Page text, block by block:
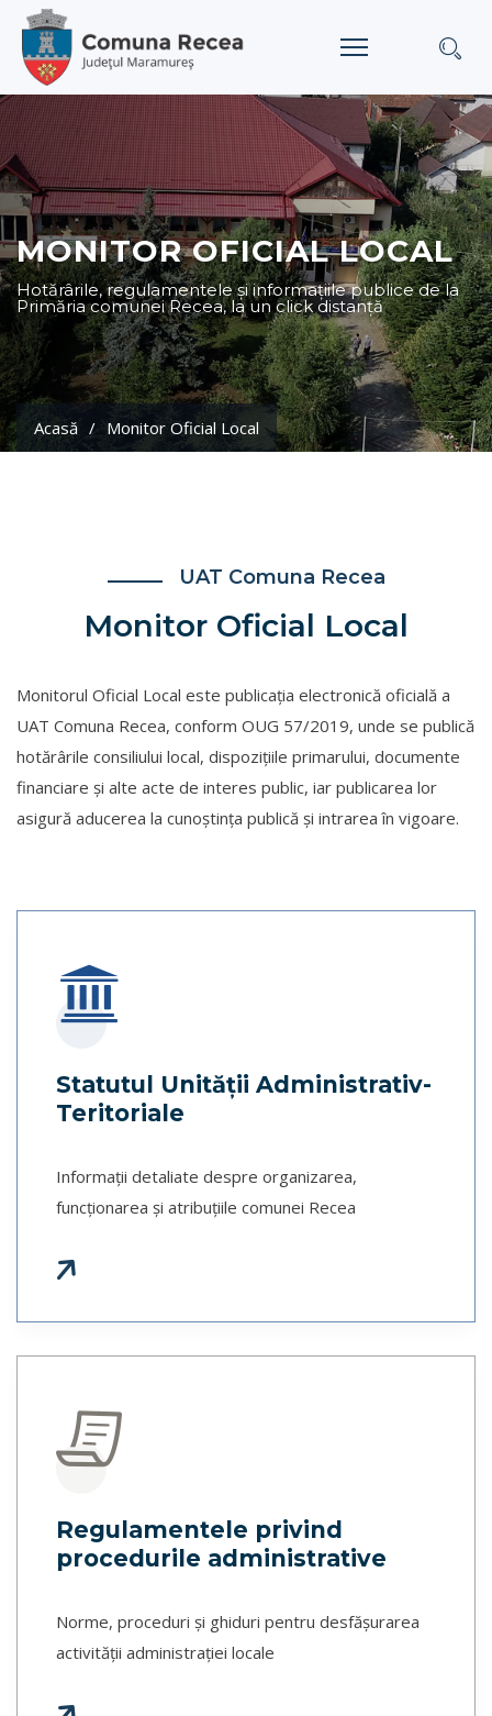
MONITOR OFICIAL LOCAL
Hotărârile, regulamentele și informațiile publice de la
Primăria comunei Recea, la un click distanță
Acasă Monitor Oficial Local
UAT Comuna Recea
Monitor Oficial Local
Monitorul Oficial Local este publicația electronică oficială a
UAT Comuna Recea, conform OUG 57/2019, unde se publică
hotărârile consiliului local, dispozițiile primarului, documente
financiare și alte acte de interes public, iar publicarea lor
asigură aducerea la cunoștința publică și intrarea în vigoare.
Statutul Unităţii Administrativ-
Teritoriale
Informații detaliate despre organizarea,
funcționarea și atribuțiile comunei Recea
f
a
s
f
a
r
r
o
r
i
g
h
Regulamentele privind
procedurile administrative
Norme, proceduri și ghiduri pentru desfășurarea
activității administrației locale
f
a
s
f
a
r
r
o
r
i
g
h